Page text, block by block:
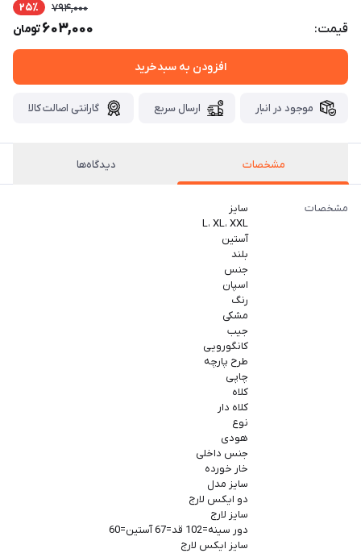
قیمت:
794,000 25٪
603,000تومان
افزودن به سبدخرید
موجود در انبار ارسال سریع گارانتی اصالت کالا
مشخصات دیدگاه‌ها
مشخصات
سایز
L، XL، XXL
آستین
بلند
جنس
اسپان
رنگ
مشکی
جیب
کانگورویی
طرح پارچه
چاپی
کلاه
کلاه دار
نوع
هودی
جنس داخلی
خار خورده
سایز مدل
دو ایکس لارج
سایز لارج
دور سینه=102 قد=67 آستین=60
سایز ایکس لارج